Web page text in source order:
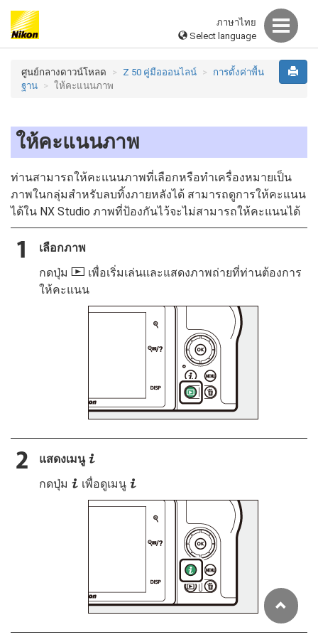
ภาษาไทย
Select language
ศูนย์กลางดาวน์โหลด Z 50 คู่มือออนไลน์
การตั้งค่าพื้น
ฐาน
ให้คะแนนภาพ
ให้คะแนนภาพ
ท่านสามารถให้คะแนนภาพที่เลือกหรือทำเครื่องหมายเป็น
ภาพในกลุ่มสำหรับลบทิ้งภายหลังได้ สามารถดูการให้คะแนน
ได้ใน NX Studio ภาพที่ป้องกันไว้จะไม่สามารถให้คะแนนได้
เลือกภาพ
กดปุ่ม K เพื่อเริ่มเล่นและแสดงภาพถ่ายที่ท่านต้องการ
ให้คะแนน
แสดงเมนู i
กดปุ่ม i เพื่อดูเมนู i